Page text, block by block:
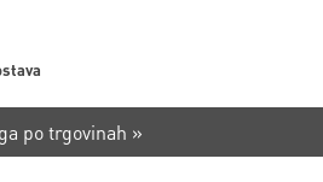
po trgovinah »